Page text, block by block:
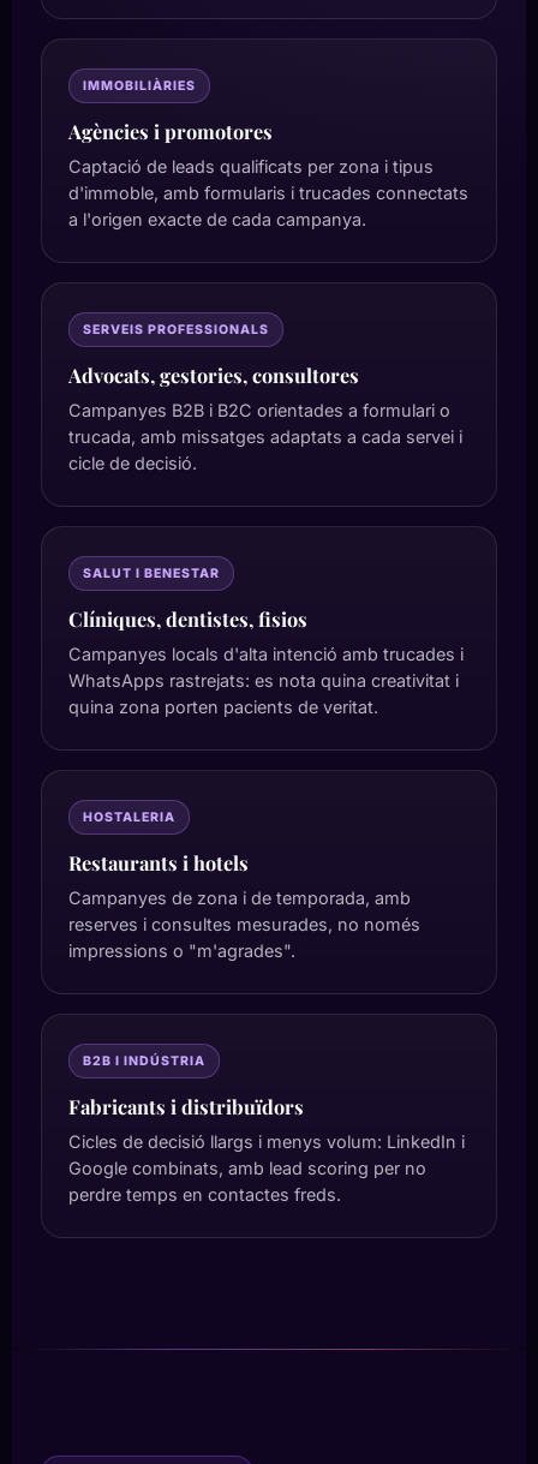
IMMOBILIÀRIES
Agències i promotores
Captació de leads qualificats per zona i tipus
d'immoble, amb formularis i trucades connectats
a l'origen exacte de cada campanya.
SERVEIS PROFESSIONALS
Advocats, gestories, consultores
Campanyes B2B i B2C orientades a formulari o
trucada, amb missatges adaptats a cada servei i
cicle de decisió.
SALUT I BENESTAR
Clíniques, dentistes, fisios
Campanyes locals d'alta intenció amb trucades i
WhatsApps rastrejats: es nota quina creativitat i
quina zona porten pacients de veritat.
HOSTALERIA
Restaurants i hotels
Campanyes de zona i de temporada, amb
reserves i consultes mesurades, no només
impressions o "m'agrades".
B2B I INDÚSTRIA
Fabricants i distribuïdors
Cicles de decisió llargs i menys volum: LinkedIn i
Google combinats, amb lead scoring per no
perdre temps en contactes freds.